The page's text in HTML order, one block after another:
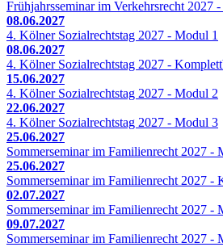
Frühjahrsseminar im Verkehrsrecht 2027
08.06.2027
4. Kölner Sozialrechtstag 2027 - Modul 1
08.06.2027
4. Kölner Sozialrechtstag 2027 -
15.06.2027
4. Kölner Sozialrechtstag 2027 - Modul 2
22.06.2027
4. Kölner Sozialrechtstag 2027 - Modul 3
25.06.2027
Sommerseminar im Familienrecht 2027 -
25.06.2027
Sommerseminar im Familienrecht 2027 -
02.07.2027
Sommerseminar im Familienrecht 2027 -
09.07.2027
Sommerseminar im Familienrecht 2027 -